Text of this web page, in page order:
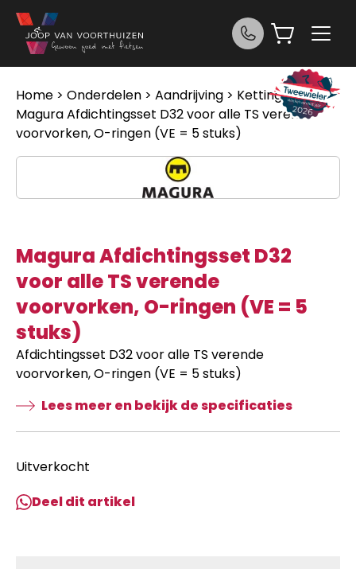
Ga naar de inhoud
Home > Onderdelen > Aandrijving > Kettingen>
Magura Afdichtingsset D32 voor alle TS verende
voorvorken, O-ringen (VE = 5 stuks)
Magura Afdichtingsset D32
voor alle TS verende
voorvorken, O-ringen (VE = 5
stuks)
Afdichtingsset D32 voor alle TS verende
voorvorken, O-ringen (VE = 5 stuks)
Lees meer en bekijk de specificaties
Uitverkocht
Deel dit artikel